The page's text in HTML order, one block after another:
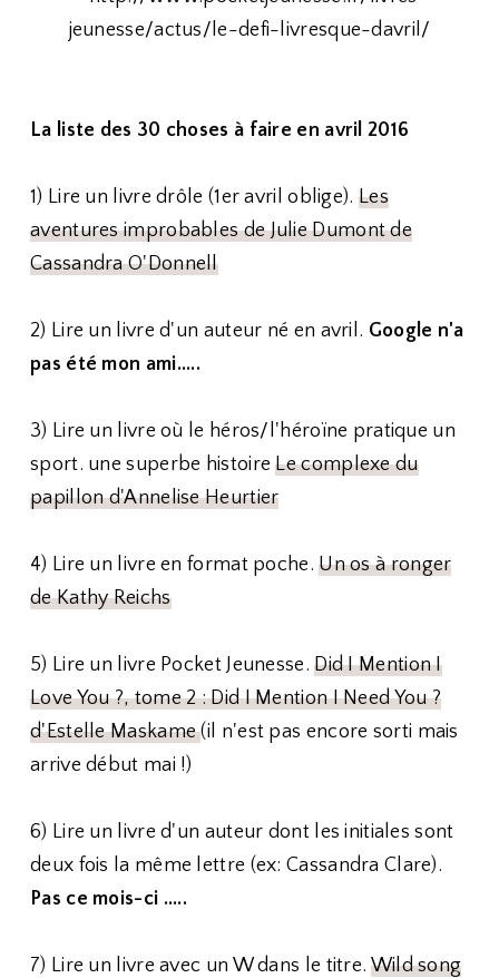
La liste des 30 choses à faire en avril 2016
1) Lire un livre drôle (1er avril oblige). Les
aventures improbables de Julie Dumont de
Cassandra O'Donnell
2) Lire un livre d'un auteur né en avril. Google n'a
pas été mon ami.....
3) Lire un livre où le héros/l'héroïne pratique un
sport. une superbe histoireLe complexe du
papillon d'Annelise Heurtier
4) Lire un livre en format poche.Un os à ronger
de Kathy Reichs
5) Lire un livre Pocket Jeunesse.Did I Mention I
Love You ?, tome 2 : Did I Mention I Need You ?
d'Estelle Maskame(il n'est pas encore sorti mais
arrive début mai !)
6) Lire un livre d'un auteur dont les initiales sont
deux fois la même lettre (ex: Cassandra Clare).
Pas ce mois-ci .....
7) Lire un livre avec un W dans le titre. Wild song